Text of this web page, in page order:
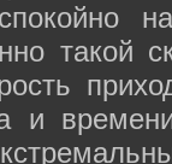
такой
и